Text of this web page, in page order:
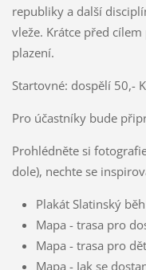
republiky a další
vleže. Krátce před
plazení.
Startovné: dospělí 50,-
Pro účastníky bude
Prohlédněte si
dole), nechte se
Plakát Slatinský
Mapa - trasa pro
Mapa - trasa pro
Mapa - Jak se